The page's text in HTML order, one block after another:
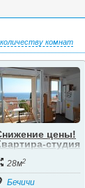
комнат
цены!
студия
28м2
Бечичи